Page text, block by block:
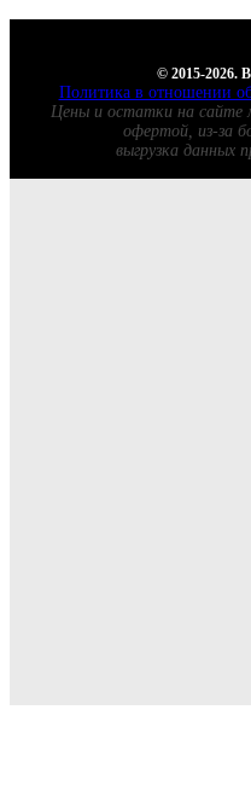
© 2015-2026.
Политика в отношении
Цены и остатки на сайте
офертой, из-за
выгрузка данных